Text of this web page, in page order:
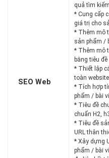
SEO Web
quả tìm
* Cung cấp
giá trị cho
* Thêm mô
sản phẩm /
* Thêm mô
bằng tiêu
* Thiết lập
toàn website
* Tích hợp
phẩm / bài
* Tiêu đề
chuẩn H2,
* Tiêu đề
URL thân
* Xây dựng
phẩm / bài